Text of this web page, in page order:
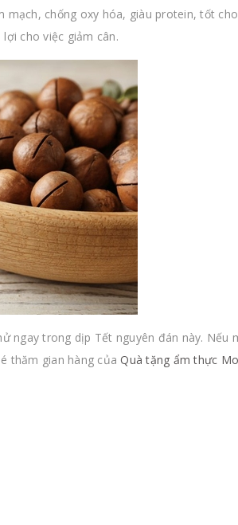
mạch, chống oxy hóa, giàu protein, tốt
cho việc giảm cân.
ngay trong dịp Tết nguyên đán này. Nếu
thăm gian hàng củaQuà tặng ẩm thực